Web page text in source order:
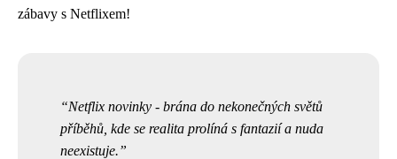
zábavy s Netflixem!
Netflix novinky - brána do nekonečných světů
příběhů, kde se realita prolíná s fantazií a nuda
neexistuje.